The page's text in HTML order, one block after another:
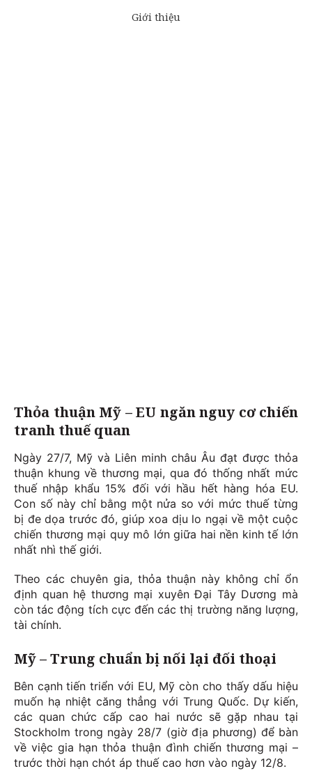
Thỏa thuận Mỹ – EU ngăn nguy cơ chiến
tranh thuế quan
Ngày 27/7, Mỹ và Liên minh châu Âu đạt được thỏa
thuận khung về thương mại, qua đó thống nhất mức
thuế nhập khẩu 15% đối với hầu hết hàng hóa EU.
Con số này chỉ bằng một nửa so với mức thuế từng
bị đe dọa trước đó, giúp xoa dịu lo ngại về một cuộc
chiến thương mại quy mô lớn giữa hai nền kinh tế lớn
nhất nhì thế giới.
Theo các chuyên gia, thỏa thuận này không chỉ ổn
định quan hệ thương mại xuyên Đại Tây Dương mà
còn tác động tích cực đến các thị trường năng lượng,
tài chính.
Mỹ – Trung chuẩn bị nối lại đối thoại
Bên cạnh tiến triển với EU, Mỹ còn cho thấy dấu hiệu
muốn hạ nhiệt căng thẳng với Trung Quốc. Dự kiến,
các quan chức cấp cao hai nước sẽ gặp nhau tại
Stockholm trong ngày 28/7 (giờ địa phương) để bàn
về việc gia hạn thỏa thuận đình chiến thương mại –
trước thời hạn chót áp thuế cao hơn vào ngày 12/8.